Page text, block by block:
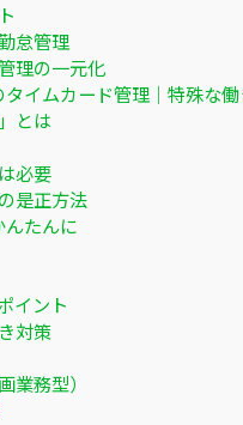
怠管理
理の一元化
イムカード管理｜特殊な
とは
必要
是正方法
たんに
イント
対策
業務型）